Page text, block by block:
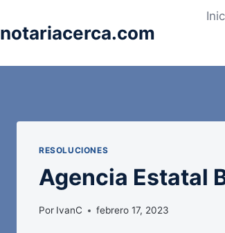
notariacerca.com
RESOLUCIONES
Agencia Estatal
Por IvanC febrero 17, 2023